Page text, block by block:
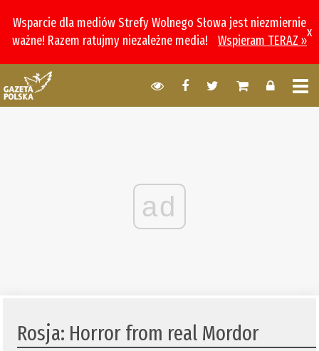
Wsparcie dla mediów Strefy Wolnego Słowa jest niezmiernie
ważne! Razem ratujmy niezależne media!
Wspieram TERAZ »
x
ad
Rosja: Horror from real Mordor